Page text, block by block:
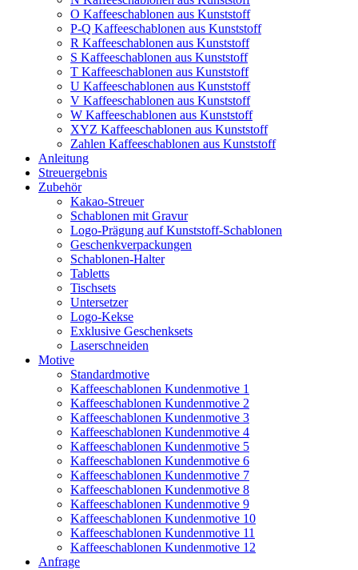
O Kaffeeschablonen aus Kunststoff
P-Q Kaffeeschablonen aus Kunststoff
R Kaffeeschablonen aus Kunststoff
S Kaffeeschablonen aus Kunststoff
T Kaffeeschablonen aus Kunststoff
U Kaffeeschablonen aus Kunststoff
V Kaffeeschablonen aus Kunststoff
W Kaffeeschablonen aus Kunststoff
XYZ Kaffeeschablonen aus Kunststoff
Zahlen Kaffeeschablonen aus Kunststoff
Anleitung
Streuergebnis
Zubehör
Kakao-Streuer
Schablonen mit Gravur
Logo-Prägung auf Kunststoff-Schablonen
Geschenkverpackungen
Schablonen-Halter
Tabletts
Tischsets
Untersetzer
Logo-Kekse
Exklusive Geschenksets
Laserschneiden
Motive
Standardmotive
Kaffeeschablonen Kundenmotive 1
Kaffeeschablonen Kundenmotive 2
Kaffeeschablonen Kundenmotive 3
Kaffeeschablonen Kundenmotive 4
Kaffeeschablonen Kundenmotive 5
Kaffeeschablonen Kundenmotive 6
Kaffeeschablonen Kundenmotive 7
Kaffeeschablonen Kundenmotive 8
Kaffeeschablonen Kundenmotive 9
Kaffeeschablonen Kundenmotive 10
Kaffeeschablonen Kundenmotive 11
Kaffeeschablonen Kundenmotive 12
Anfrage